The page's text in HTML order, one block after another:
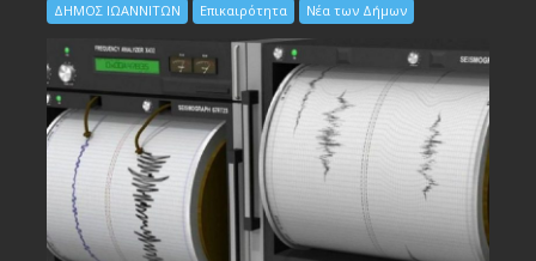
ΔΗΜΟΣ ΙΩΑΝΝΙΤΩΝ Επικαιρότητα Νέα των Δήμων